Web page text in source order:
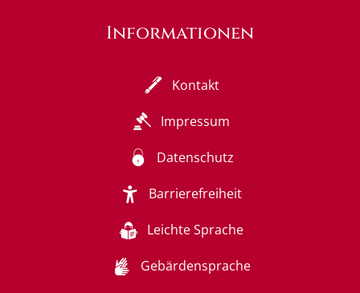
Informationen
Kontakt
Impressum
Datenschutz
Barrierefreiheit
Leichte Sprache
Gebärdensprache